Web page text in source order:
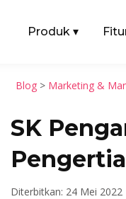
Produk ▾
Blog > Marketing &
SK
Diterbitkan: 24 Mei 2022